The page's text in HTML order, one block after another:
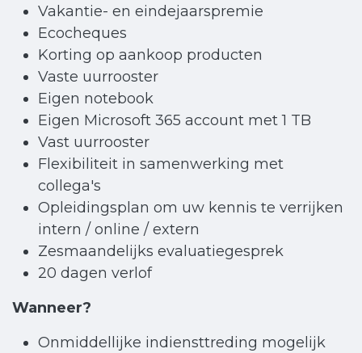
Vakantie- en eindejaarspremie
Ecocheques
Korting op aankoop producten
Vaste uurrooster
Eigen notebook
Eigen Microsoft 365 account met 1 TB
Vast uurrooster
Flexibiliteit in samenwerking met
collega's
Opleidingsplan om uw kennis te verrijken
intern / online / extern
Zesmaandelijks evaluatiegesprek
20 dagen verlof
Wanneer?
Onmiddellijke indiensttreding mogelijk